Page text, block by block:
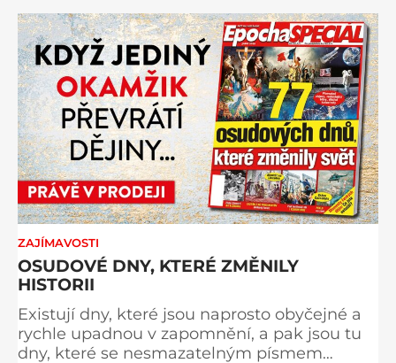
Můstek si dodnes uchovává syrový horský
charakter, klid a zvláštní atmosféru
šumavských hřebenů, kde se střídá hustý les
ZAJÍMAVOSTI
OSUDOVÉ DNY, KTERÉ ZMĚNILY
HISTORII
Existují dny, které jsou naprosto obyčejné a
rychle upadnou v zapomnění, a pak jsou tu
dny, které se nesmazatelným písmem